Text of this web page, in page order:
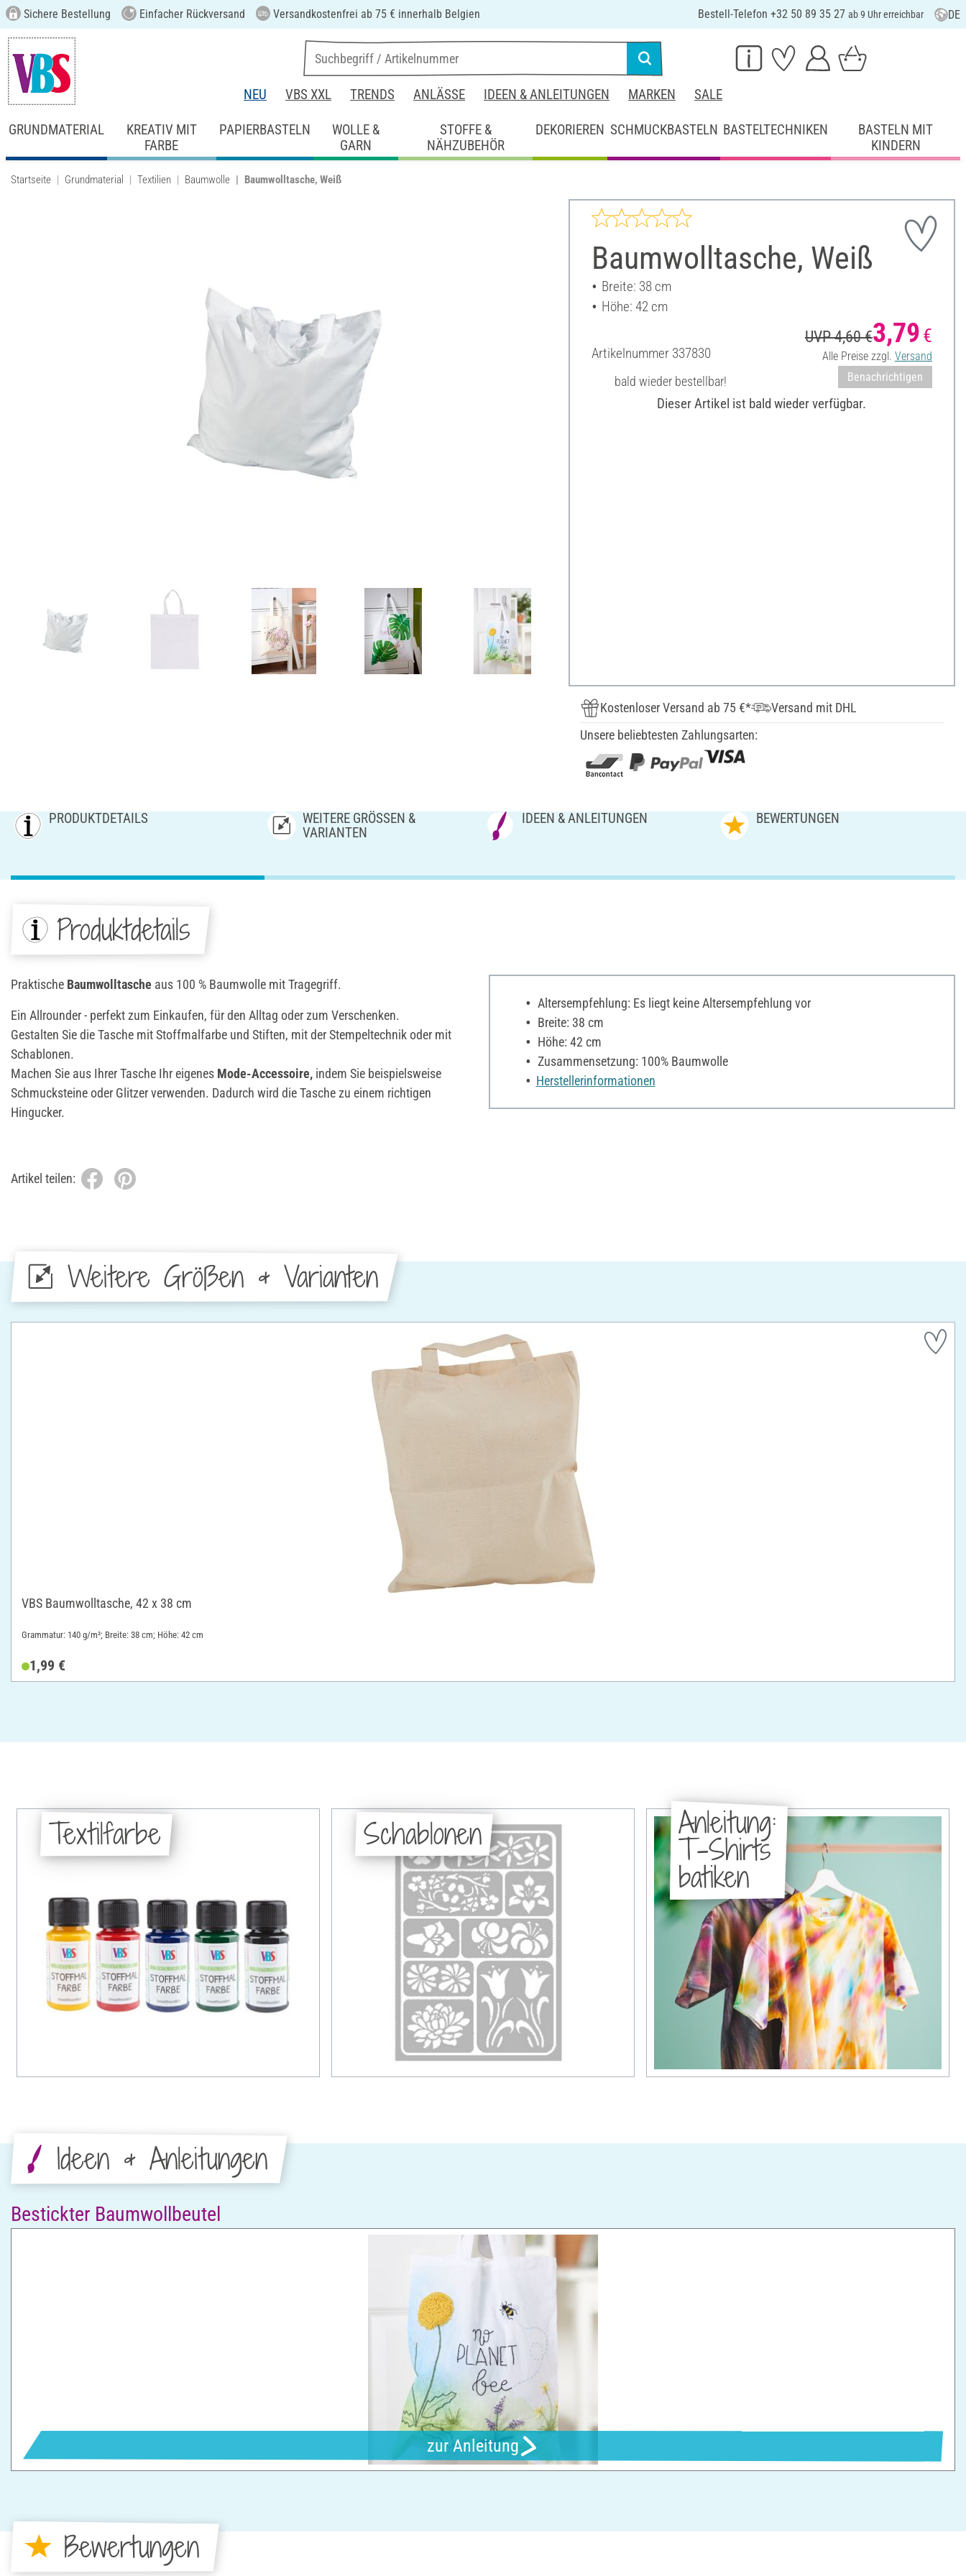
Sichere Bestellung Einfacher Rückversand Versandkostenfrei ab 75 € innerhalb Belgien Bestell-Telefon +32 50 89 35 27 ab 9 Uhr erreichbar DE
NEU VBS XXL TRENDS ANLÄSSE IDEEN & ANLEITUNGEN MARKEN SALE
GRUNDMATERIAL
KREATIV MIT
FARBE
PAPIERBASTELN
WOLLE &
GARN
STOFFE &
NÄHZUBEHÖR
DEKORIEREN SCHMUCKBASTELN BASTELTECHNIKEN
BASTELN MIT
KINDERN
Startseite Grundmaterial Textilien Baumwolle Baumwolltasche, Weiß
Baumwolltasche, Weiß
Breite: 38 cm
Höhe: 42 cm
Artikelnummer 337830
bald wieder bestellbar!
UVP 4,60 €3,79 €
Alle Preise zzgl. Versand
Benachrichtigen
Dieser Artikel ist bald wieder verfügbar.
Kostenloser Versand ab 75 €*
Versand mit DHL
Unsere beliebtesten Zahlungsarten:
PRODUKTDETAILS
WEITERE GRÖSSEN & V
ARIANTEN
IDEEN & ANLEITUNGEN BEWERTUNGEN
Produktdetails
Praktische Baumwolltasche aus 100 % Baumwolle mit Tragegriff.
Ein Allrounder - perfekt zum Einkaufen, für den Alltag oder zum Verschenken.
Gestalten Sie die Tasche mit Stoffmalfarbe und Stiften, mit der Stempeltechnik oder mit
Schablonen.
Machen Sie aus Ihrer Tasche Ihr eigenes Mode-Accessoire, indem Sie beispielsweise
Schmucksteine oder Glitzer verwenden. Dadurch wird die Tasche zu einem richtigen
Hingucker.
Altersempfehlung: Es liegt keine Altersempfehlung vor
Breite: 38 cm
Höhe: 42 cm
Zusammensetzung: 100% Baumwolle
Herstellerinformationen
Artikel teilen:
Weitere Größen & Varianten
VBS Baumwolltasche, 42 x 38 cm
Grammatur: 140 g/m²; Breite: 38 cm; Höhe: 42 cm
1,99 €
Textilfarbe Schablonen Anleitung:
T-Shirts
batiken
Ideen & Anleitungen
Bestickter Baumwollbeutel
zur Anleitung
Bewertungen